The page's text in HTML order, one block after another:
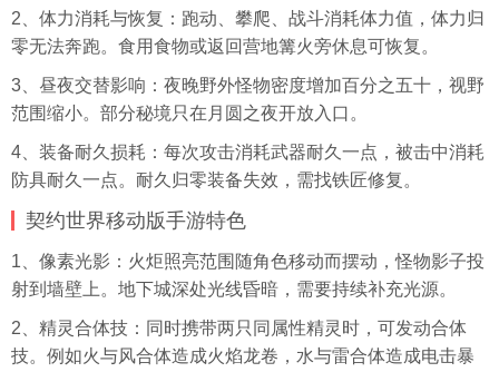
2、体力消耗与恢复：跑动、攀爬、战斗消耗体力值，体力归
零无法奔跑。食用食物或返回营地篝火旁休息可恢复。
3、昼夜交替影响：夜晚野外怪物密度增加百分之五十，视野
范围缩小。部分秘境只在月圆之夜开放入口。
4、装备耐久损耗：每次攻击消耗武器耐久一点，被击中消耗
防具耐久一点。耐久归零装备失效，需找铁匠修复。
契约世界移动版手游特色
1、像素光影：火炬照亮范围随角色移动而摆动，怪物影子投
射到墙壁上。地下城深处光线昏暗，需要持续补充光源。
2、精灵合体技：同时携带两只同属性精灵时，可发动合体
技。例如火与风合体造成火焰龙卷，水与雷合体造成电击暴